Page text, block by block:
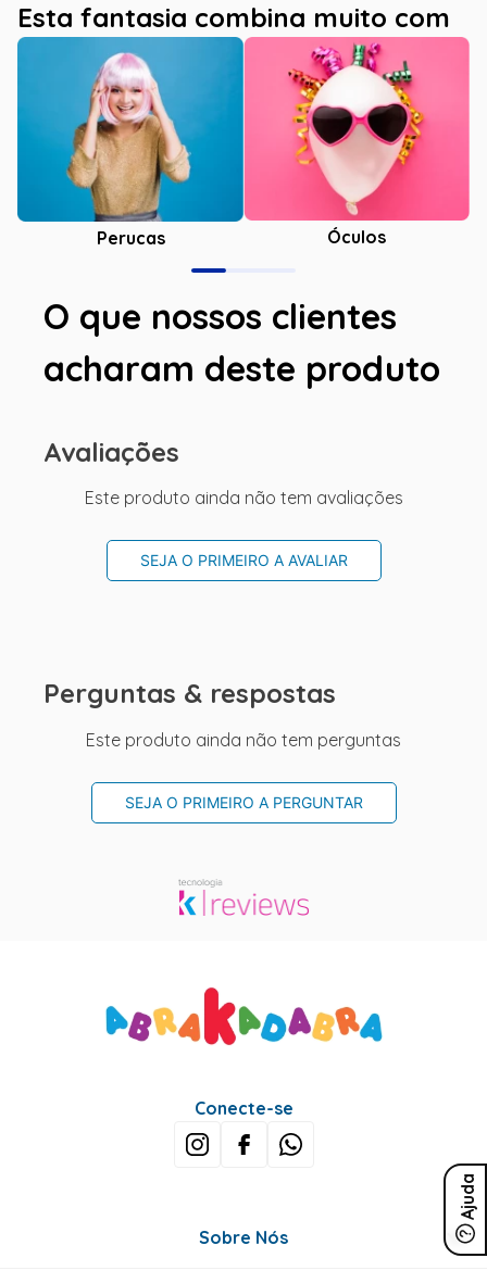
Esta fantasia combina muito com
Perucas Óculos
O que nossos clientes
acharam deste produto
Avaliações
Este produto ainda não tem avaliações
SEJA O PRIMEIRO A AVALIAR
Perguntas & respostas
Este produto ainda não tem perguntas
SEJA O PRIMEIRO A PERGUNTAR
Ajuda
Conecte-se
Sobre Nós